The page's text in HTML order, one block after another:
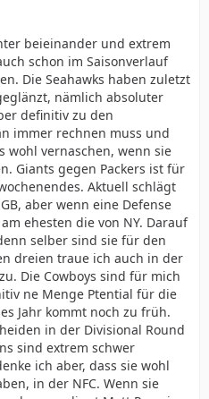
beieinander und extrem
schon im Saisonverlauf
Die Seahawks haben zuletzt
nämlich absoluter
definitiv zu den
immer rechnen muss und
wohl vernaschen, wenn sie
Giants gegen Packers ist für
Aktuell schlägt
aber wenn eine Defense
ehesten die von NY. Darauf
selber sind sie für den
dreien traue ich auch in der
Die Cowboys sind für mich
ne Menge Ptential für die
Jahr kommt noch zu früh.
in der Divisional Round
sind extrem schwer
ich aber, dass sie wohl
in der NFC. Wenn sie